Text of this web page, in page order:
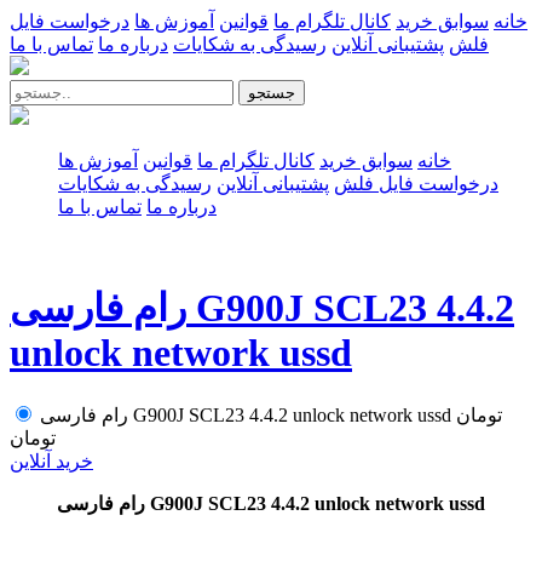
خانه سوابق خرید کانال تلگرام ما قوانین آموزش ها درخواست فایل
فلش پشتیبانی آنلاین رسیدگی به شکایات درباره ما تماس با ما
جستجو
خانه سوابق خرید کانال تلگرام ما قوانین آموزش ها
درخواست فایل فلش پشتیبانی آنلاین رسیدگی به شکایات
درباره ما تماس با ما
رام فارسی G900J SCL23 4.4.2
unlock network ussd
رام فارسی G900J SCL23 4.4.2 unlock network ussd تومان
تومان
خرید آنلاین
رام فارسی G900J SCL23 4.4.2 unlock network ussd